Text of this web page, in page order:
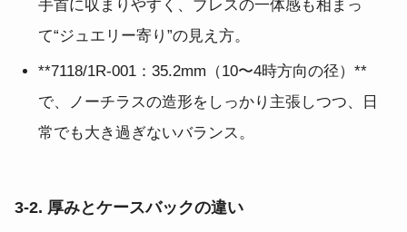
手首に収まりやすく、ブレスの一体感も相まっ
て“ジュエリー寄り”の見え方。
**7118/1R-001：35.2mm（10〜4時方向の径）**
で、ノーチラスの造形をしっかり主張しつつ、日
常でも大き過ぎないバランス。
3-2. 厚みとケースバックの違い